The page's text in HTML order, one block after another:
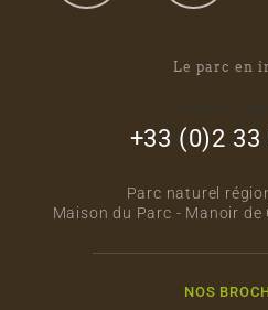
Le parc en
+33 (0)2 33
Parc naturel
Maison du Parc - Manoir de
NOS